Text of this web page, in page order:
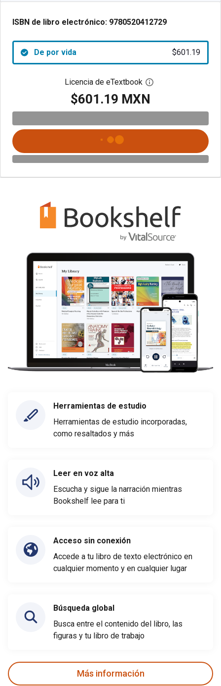
ISBN de libro electrónico: 9780520412729
De por vida $601.19
Licencia de eTextbook Abre el cuadro de
$601.19 MXN
Herramientas de estudio
Herramientas de estudio incorporadas,
como resaltados y más
Leer en voz alta
Escucha y sigue la narración mientras
Bookshelf lee para ti
Acceso sin conexión
Accede a tu libro de texto electrónico en
cualquier momento y en cualquier lugar
Búsqueda global
Busca entre el contenido del libro, las
figuras y tu libro de trabajo
Más información